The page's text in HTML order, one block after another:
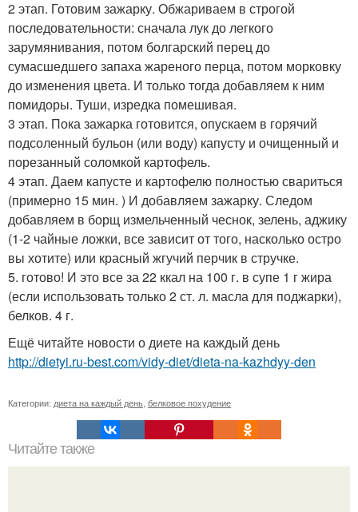
2 этап. Готовим зажарку. Обжариваем в строгой
последовательности: сначала лук до легкого
зарумянивания, потом болгарский перец до
сумасшедшего запаха жареного перца, потом морковку
до изменения цвета. И только тогда добавляем к ним
помидоры. Туши, изредка помешивая.
3 этап. Пока зажарка готовится, опускаем в горячий
подсоленный бульон (или воду) капусту и очищенный и
порезанный соломкой картофель.
4 этап. Даем капусте и картофелю полностью свариться
(примерно 15 мин. ) И добавляем зажарку. Следом
добавляем в борщ измельченный чеснок, зелень, аджику
(1-2 чайные ложки, все зависит от того, насколько остро
вы хотите) или красный жгучий перчик в стручке.
5. готово! И это все за 22 ккал на 100 г. в супе 1 г жира
(если использовать только 2 ст. л. масла для поджарки),
белков. 4 г.
Ещё читайте новости о диете на каждый день
http://dietyi.ru-best.com/vidy-diet/dieta-na-kazhdyy-den
Категории: диета на каждый день белковое похудение
Читайте также